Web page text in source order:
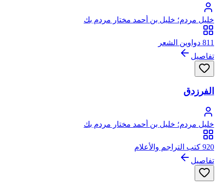
خليل مردم؛ خليل بن أحمد مختار مردم بك
811 دواوين الشعر
تفاصيل
الفرزدق
خليل مردم؛ خليل بن أحمد مختار مردم بك
920 كتب التراجم والأعلام
تفاصيل